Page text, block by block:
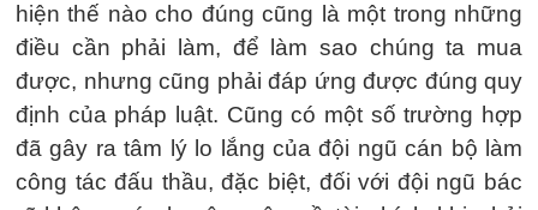
hiện thế nào cho đúng cũng là một trong những
điều cần phải làm, để làm sao chúng ta mua
được, nhưng cũng phải đáp ứng được đúng quy
định của pháp luật. Cũng có một số trường hợp
đã gây ra tâm lý lo lắng của đội ngũ cán bộ làm
công tác đấu thầu, đặc biệt, đối với đội ngũ bác